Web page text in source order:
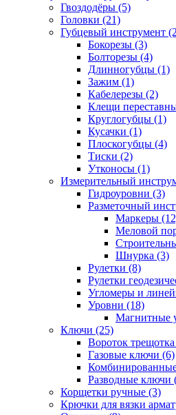
Гвоздодёры (5)
Головки (21)
Губцевый инструмент
Бокорезы (3)
Болторезы (4)
Длинногубцы (1)
Зажим (1)
Кабелерезы (2)
Клещи
Круглогубцы (1)
Кусачки (1)
Плоскогубцы (4)
Тиски (2)
Утконосы (1)
Измерительный
Гидроуровни (3)
Разметочный
Маркеры
Меловой
Шнурка (3)
Рулетки (8)
Рулетки
Угломеры и
Уровни (18)
Магнитные
Ключи (25)
Вороток
Газовые ключи (6)
Разводные ключи
Корщетки ручные (3)
Крючки для вязки